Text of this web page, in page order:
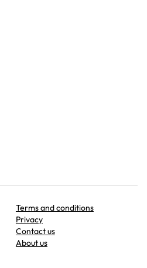
Terms and conditions
Privacy
Contact us
About us